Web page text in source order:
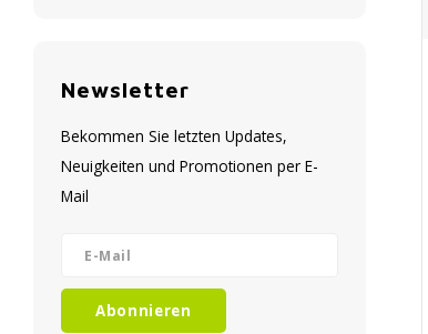
Newsletter
Bekommen Sie letzten Updates,
Neuigkeiten und Promotionen per E-
Mail
Abonnieren